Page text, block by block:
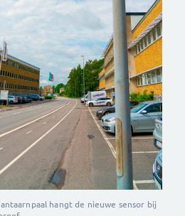
hangt de nieuwe sensor bij